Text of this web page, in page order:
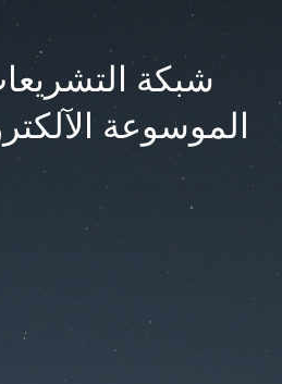
شبكة
الموسوعة